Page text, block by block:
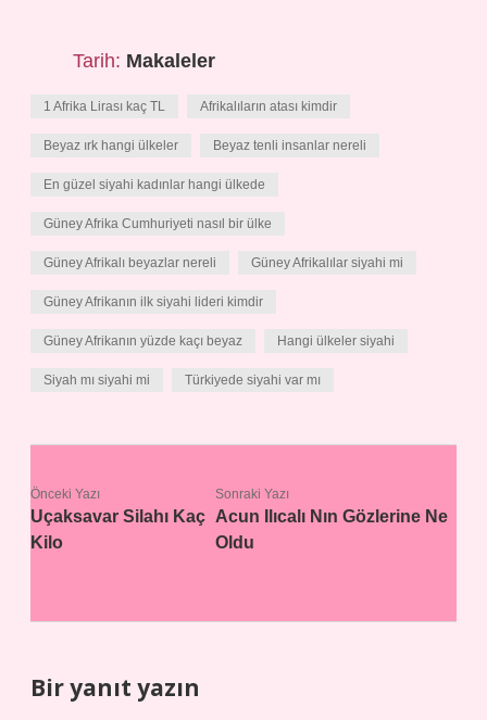
Tarih: Makaleler
1 Afrika Lirası kaç TL Afrikalıların atası kimdir
Beyaz ırk hangi ülkeler Beyaz tenli insanlar nereli
En güzel siyahi kadınlar hangi ülkede
Güney Afrika Cumhuriyeti nasıl bir ülke
Güney Afrikalı beyazlar nereli Güney Afrikalılar siyahi mi
Güney Afrikanın ilk siyahi lideri kimdir
Güney Afrikanın yüzde kaçı beyaz Hangi ülkeler siyahi
Siyah mı siyahi mi Türkiyede siyahi var mı
Önceki Yazı
Uçaksavar Silahı Kaç
Kilo
Sonraki Yazı
Acun Ilıcalı Nın Gözlerine Ne
Oldu
Bir yanıt yazın